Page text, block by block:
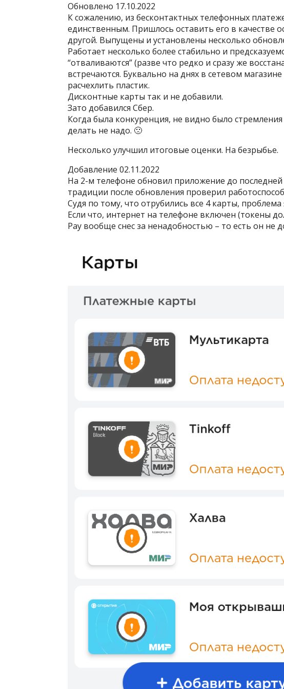
Обновлено 17.10.2022
К сожалению, из бесконтактных телефонных
единственным. Пришлось оставить его в качестве
другой. Выпущены и установлены несколько
Работает несколько более стабильно и
“отваливаются” (разве что редко и сразу же
встречаются. Буквально на днях в сетевом
расчехлить пластик.
Дисконтные карты так и не добавили.
Зато добавился Сбер.
Когда была конкуренция, не видно было
делать не надо. 🙁
Несколько улучшил итоговые оценки. На безрыбье.
Добавление 02.11.2022
На 2-м телефоне обновил приложение до
традиции после обновления проверил
Судя по тому, что отрубились все 4 карты,
Если что, интернет на телефоне включен (токены
Pay вообще снес за ненадобностью – то есть он не